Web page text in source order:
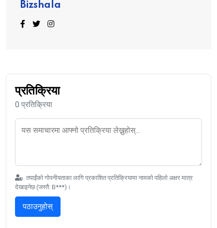
Bizshala
प्रतिक्रिया
0 प्रतिक्रिया
तपाईंको गोपनीयताका लागि प्रकाशित प्रतिक्रियामा नामको पहिलो अक्षर मात्र
देखाइनेछ (जस्तै: B***)।
पठाउनुहोस्